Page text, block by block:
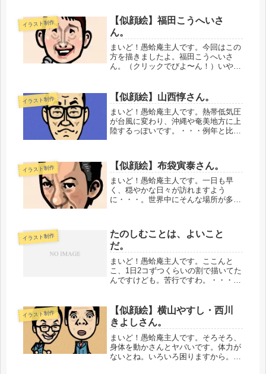
イラスト制作
【似顔絵】福田こうへいさ
ん。
まいど！愚蛤庵主人です。今回はこの
方を描きましたよ。福田こうへいさ
ん。（クリックでびよ〜ん！）いや
るのかもしれませんが、他のジャンル
の歌を歌ってもすげー上手なんじゃな
いかと...
イラスト制作 【似顔絵】山西惇さん。
まいど！愚蛤庵主人です。熱帯低気圧
が台風に変わり、沖縄や奄美地方に上
陸するっぽいです。・・・例年と比べ
は下り坂です。・・・・・・・・・・
今回描いたのは、この方です。山西惇
さ...
イラスト制作 【似顔絵】布袋寅泰さん。
まいど！愚蛤庵主人です。一日も早
く、穏やかな日々が訪れますよう
に・・・。世界中にそんな場所が多す
うこのごろで
す。・・・・・・・・・・で、今回は
この方を描きましたよ。布袋寅泰さ...
イラスト制作
たのしむことは、よいこと
だ。
まいど！愚蛤庵主人です。ここんと
こ、1日2コずつくらいの割で描いてた
んですけども。苦行ですわ。・・・と
ちばん大事。でないと、見てるほうも
たのしくないもんね。などと、勝手
に...
イラスト制作
【似顔絵】横山やすし・西川
きよしさん。
まいど！愚蛤庵主人です。そろそろ、
身体を動かさんとヤバいです。体力が
ないとね。いろいろ困りますから。な